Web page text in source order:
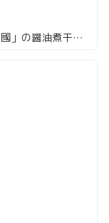
二日酔いにも優しい！赤坂「中華蕎麦 國」の醤油煮干しそば